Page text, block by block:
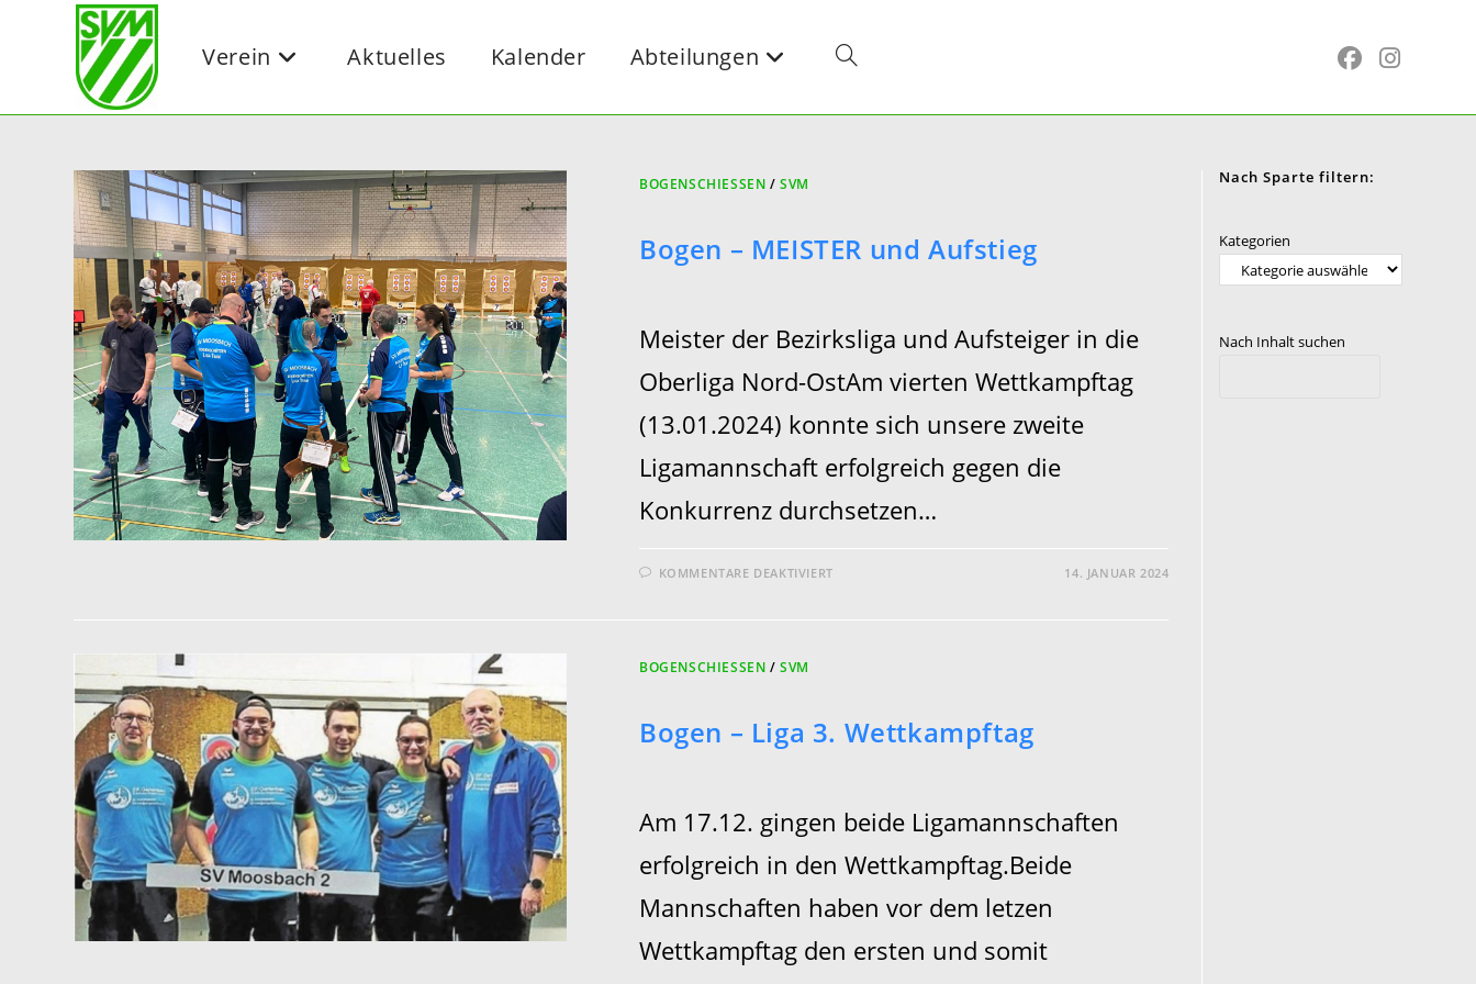
Verein Aktuelles Kalender Abteilungen Website-
BOGENSCHIESSEN /SVM
Bogen – MEISTER und Aufstieg
Meister der Bezirksliga und Aufsteiger in die
Oberliga Nord-OstAm vierten Wettkampftag
(13.01.2024) konnte sich unsere zweite
Ligamannschaft erfolgreich gegen die
Konkurrenz durchsetzen…
KOMMENTARE DEAKTIVIERTFÜR 14. JANUAR 2024
BOGENSCHIESSEN /SVM
Bogen – Liga 3. Wettkampftag
Am 17.12. gingen beide Ligamannschaften
erfolgreich in den Wettkampftag.Beide
Mannschaften haben vor dem letzen
Wettkampftag den ersten und somit
Nach Sparte filtern:
Kategorien
Nach Inhalt suchen